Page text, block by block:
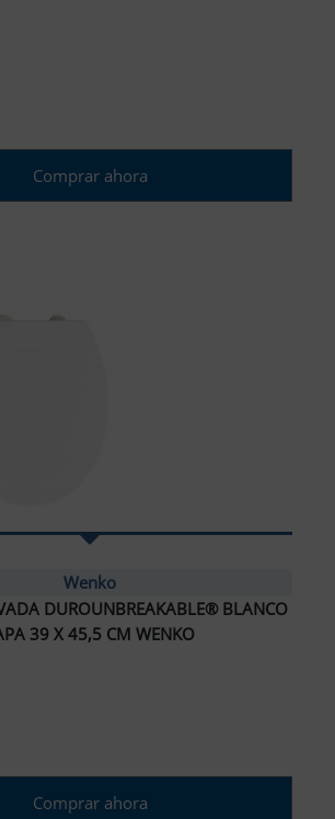
Comprar ahora
Wenko
DUROUNBREAKABLE® BLANCO
39 X 45,5 CM WENKO
Comprar ahora